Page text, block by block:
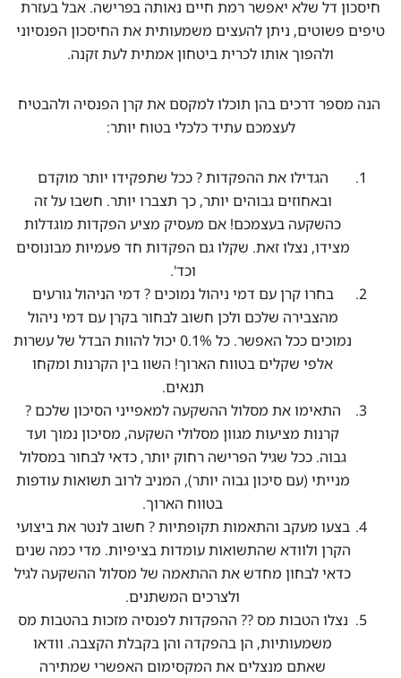
חיסכון דל שלא יאפשר רמת חיים נאותה בפרישה. אבל בעזרת
טיפים פשוטים, ניתן להעצים משמעותית את החיסכון הפנסיוני
ולהפוך אותו לכרית ביטחון אמתית לעת זקנה.
הנה מספר דרכים בהן תוכלו למקסם את קרן הפנסיה ולהבטיח
לעצמכם עתיד כלכלי בטוח יותר:
הגדילו את ההפקדות ? ככל שתפקידו יותר מוקדם
ובאחוזים גבוהים יותר, כך תצברו יותר. חשבו על זה
כהשקעה בעצמכם! אם מעסיק מציע הפקדות מוגדלות
מצידו, נצלו זאת. שקלו גם הפקדות חד פעמיות מבונוסים
וכד'.
בחרו קרן עם דמי ניהול נמוכים ? דמי הניהול גורעים
מהצבירה שלכם ולכן חשוב לבחור בקרן עם דמי ניהול
נמוכים ככל האפשר. כל 0.1% יכול להוות הבדל של עשרות
אלפי שקלים בטווח הארוך! השוו בין הקרנות ומקחו
תנאים.
התאימו את מסלול ההשקעה למאפייני הסיכון שלכם ?
קרנות מציעות מגוון מסלולי השקעה, מסיכון נמוך ועד
גבוה. ככל שגיל הפרישה רחוק יותר, כדאי לבחור במסלול
מנייתי (עם סיכון גבוה יותר), המניב לרוב תשואות עודפות
בטווח הארוך.
בצעו מעקב והתאמות תקופתיות ? חשוב לנטר את ביצועי
הקרן ולוודא שהתשואות עומדות בציפיות. מדי כמה שנים
כדאי לבחון מחדש את ההתאמה של מסלול ההשקעה לגיל
ולצרכים המשתנים.
נצלו הטבות מס ?? ההפקדות לפנסיה מזכות בהטבות מס
משמעותיות, הן בהפקדה והן בקבלת הקצבה. וודאו
שאתם מנצלים את המקסימום האפשרי שמתירה